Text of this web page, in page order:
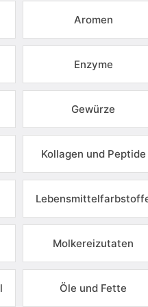
Aromen
Enzyme
Gewürze
Kollagen und Peptide
Molkereizutaten
Öle und Fette